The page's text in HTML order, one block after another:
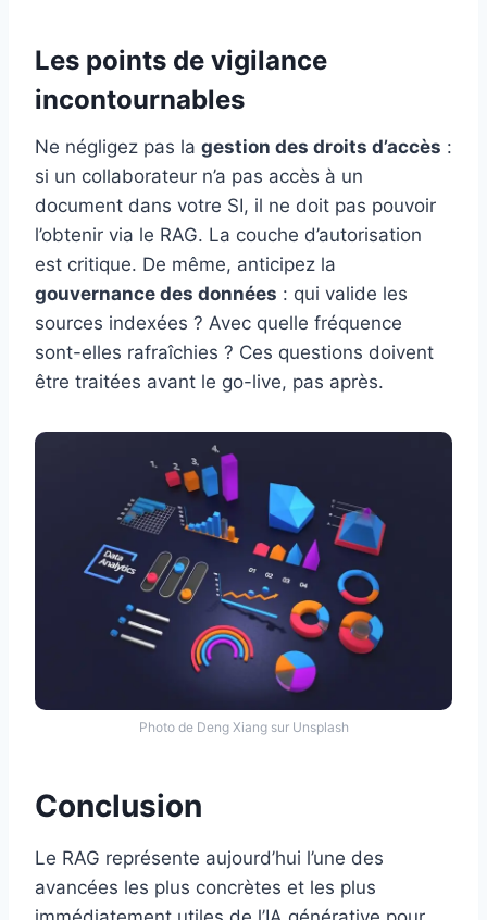
Les points de vigilance
incontournables
Ne négligez pas la gestion des droits d’accès :
si un collaborateur n’a pas accès à un
document dans votre SI, il ne doit pas pouvoir
l’obtenir via le RAG. La couche d’autorisation
est critique. De même, anticipez la
gouvernance des données : qui valide les
sources indexées ? Avec quelle fréquence
sont-elles rafraîchies ? Ces questions doivent
être traitées avant le go-live, pas après.
Photo de Deng Xiang sur Unsplash
Conclusion
Le RAG représente aujourd’hui l’une des
avancées les plus concrètes et les plus